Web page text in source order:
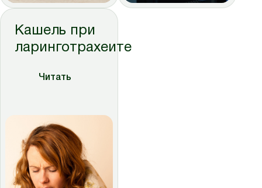
Кашель при
ларинготрахеите
Читать